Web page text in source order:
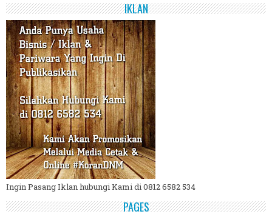
IKLAN
Ingin Pasang Iklan hubungi Kami di 0812 6582 534
PAGES